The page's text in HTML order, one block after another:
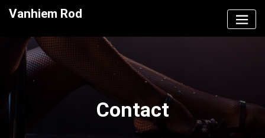
Vanhiem Rod
Contact